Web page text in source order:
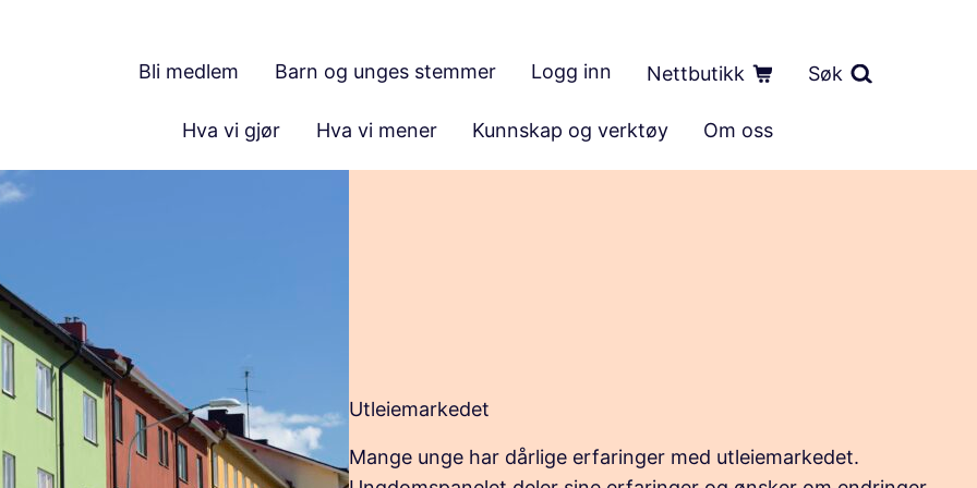
Bli medlem Barn og unges stemmer Logg inn Nettbutikk Søk
Hva vi gjør Hva vi mener Kunnskap og verktøy Om oss
Utleiemarkedet
Mange unge har dårlige erfaringer med utleiemarkedet.